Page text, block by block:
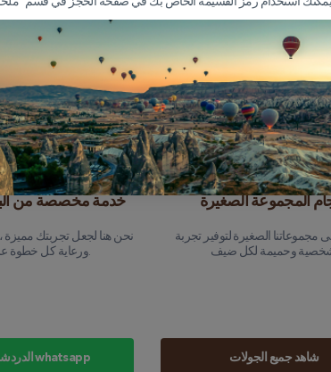
تأمين جولة
كل رحلة مؤمنة بالكامل ،
على الاستمتاع بالتجربة دون أي مخاوف.
ذوي الخبرة يمكنك الوثوق
بهم
الطيارين المهرة لدينا سنوات من
الخبرة في التنقل في سماء Cappadocia ، مما
خدمة مخصصة من
نحن هنا لجعل تجربتك مميزة
ورعاية كل خطوة على الطريق.
المجموعة الصغيرة
مجموعاتنا الصغيرة لتوفير تجربة
الدردشة معنا على whatsapp شاهد جميع الجولات